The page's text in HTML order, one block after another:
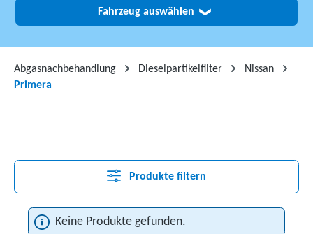
Fahrzeug auswählen ❯
Abgasnachbehandlung Dieselpartikelfilter
Nissan
Primera
Produkte filtern
Keine Produkte gefunden.